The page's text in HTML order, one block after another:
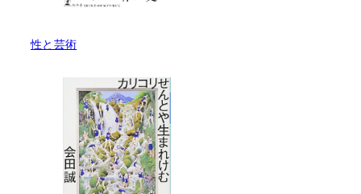
性と芸術